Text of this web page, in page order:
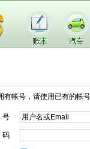
有帐号，请使用已有的帐